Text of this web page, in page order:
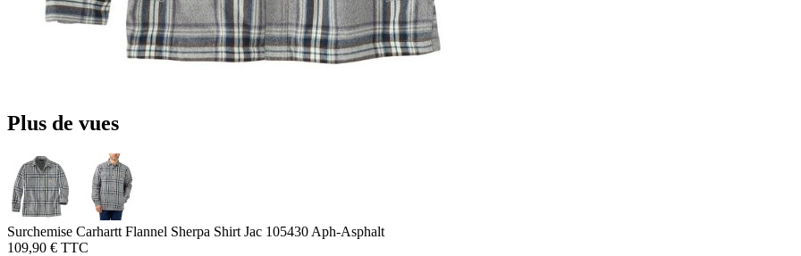
Plus de vues
Surchemise Carhartt Flannel Sherpa Shirt Jac 105430 Aph-Asphalt
109,90 € TTC